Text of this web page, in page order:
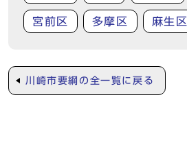
宮前区 多摩区 麻生区
川崎市要綱の全一覧に戻る